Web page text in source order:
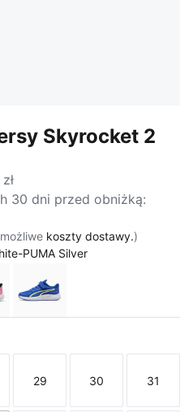
Skyrocket 2
30 dni przed obniżką:
koszty dostawy.)
PUMA Silver
PUMA Silver
PUMA White
Royal Sapphire-PUMA
Rozmiar
29
Rozmiar
30 31